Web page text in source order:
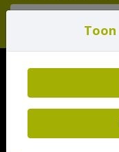
Verkoop